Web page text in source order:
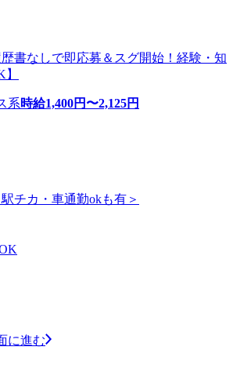
歴書なしで即応募＆スグ開始！経験・知
系時給1,400円〜2,125円
チカ・車通勤okも有＞
に進む